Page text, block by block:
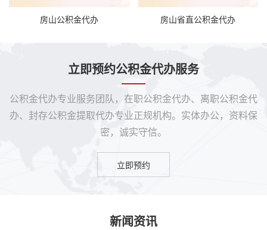
房山公积金代办 房山省直公积金代办
立即预约公积金代办服务
公积金代办专业服务团队，在职公积金代办、离职公积金代
办、封存公积金提取代办专业正规机构。实体办公，资料保
密，诚实守信。
立即预约
新闻资讯